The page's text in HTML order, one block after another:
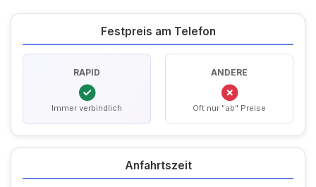
Festpreis am Telefon
RAPID
Immer verbindlich
ANDERE
Oft nur "ab" Preise
Anfahrtszeit